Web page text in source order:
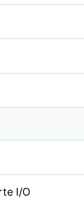
I/O